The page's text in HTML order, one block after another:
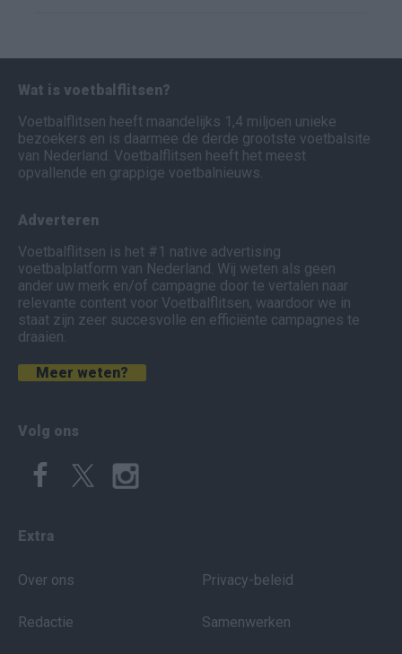
Wat is voetbalflitsen?
Voetbalflitsen heeft maandelijks 1,4 miljoen unieke
bezoekers en is daarmee de derde grootste voetbalsite
van Nederland. Voetbalflitsen heeft het meest
opvallende en grappige voetbalnieuws.
Adverteren
Voetbalflitsen is het #1 native advertising
voetbalplatform van Nederland. Wij weten als geen
ander uw merk en/of campagne door te vertalen naar
relevante content voor Voetbalflitsen, waardoor we in
staat zijn zeer succesvolle en efficiënte campagnes te
draaien.
Meer weten?
Volg ons
Extra
Over ons
Redactie
Privacy-beleid
Samenwerken